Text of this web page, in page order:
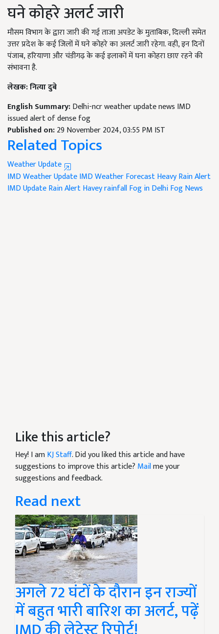
घने कोहरे अलर्ट जारी
मौसम विभाग के द्वारा जारी की गई ताजा अपडेट के मुताबिक, दिल्ली समेत
उत्तर प्रदेश के कई जिलों में घने कोहरे का अलर्ट जारी रहेगा. वही, इन दिनों
पंजाब, हरियाणा और चंडीगढ़ के कई इलाकों में घना कोहरा छाए रहने की
संभावना है.
लेखक: नित्या दुबे
English Summary:Delhi-ncr weather update news IMD
issued alert of dense fog
Published on:29 November 2024, 03:55 PM IST
Related Topics
Weather Update
IMD Weather UpdateIMD Weather ForecastHeavy Rain Alert
IMD UpdateRain AlertHavey rainfallFog in DelhiFog News
Like this article?
Hey! I amKJ Staff. Did you liked this article and have
suggestions to improve this article? Mailme your
suggestions and feedback.
Read next
अगले 72 घंटों के दौरान इन राज्यों
में बहुत भारी बारिश का अलर्ट, पढ़ें